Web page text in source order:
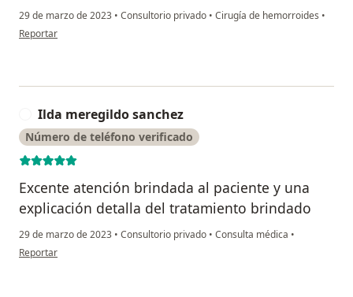
29 de marzo de 2023 • Consultorio privado • Cirugía de hemorroides •
en opinión del usuario Jean Paul Romero Lobaton
Reportar
Ilda meregildo sanchez
Número de teléfono verificado
Excente atención brindada al paciente y una
explicación detalla del tratamiento brindado
29 de marzo de 2023 • Consultorio privado • Consulta médica •
en opinión del usuario Ilda meregildo sanchez
Reportar